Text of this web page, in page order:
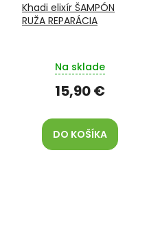
Khadi elixír ŠAMPÓN
RUŽA REPARÁCIA
Na sklade
15,90 €
DO KOŠÍKA